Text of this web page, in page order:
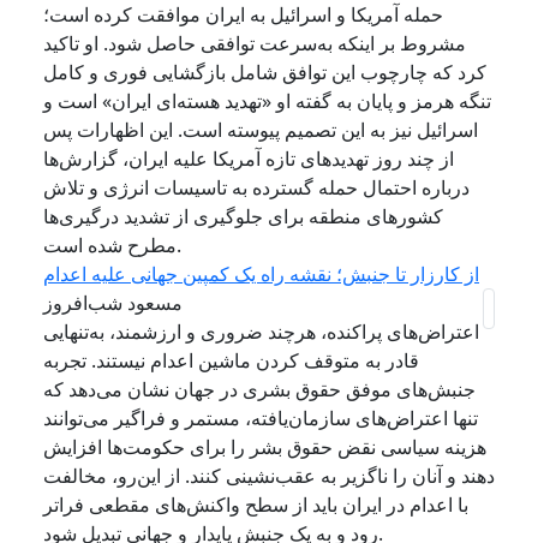
حمله آمریکا و اسرائیل به ایران موافقت کرده است؛
مشروط بر اینکه به‌سرعت توافقی حاصل شود. او تاکید
کرد که چارچوب این توافق شامل بازگشایی فوری و کامل
تنگه هرمز و پایان به گفته او «تهدید هسته‌ای ایران» است و
اسرائیل نیز به این تصمیم پیوسته است. این اظهارات پس
از چند روز تهدیدهای تازه آمریکا علیه ایران، گزارش‌ها
درباره احتمال حمله گسترده به تاسیسات انرژی و تلاش
کشورهای منطقه برای جلوگیری از تشدید درگیری‌ها
مطرح شده است.
از کارزار تا جنبش؛ نقشه راه یک کمپین جهانی علیه اعدام
مسعود شب‌افروز
اعتراض‌های پراکنده، هرچند ضروری و ارزشمند، به‌تنهایی
قادر به متوقف کردن ماشین اعدام نیستند. تجربه
جنبش‌های موفق حقوق بشری در جهان نشان می‌دهد که
تنها اعتراض‌های سازمان‌یافته، مستمر و فراگیر می‌توانند
هزینه سیاسی نقض حقوق بشر را برای حکومت‌ها افزایش
دهند و آنان را ناگزیر به عقب‌نشینی کنند. از این‌رو، مخالفت
با اعدام در ایران باید از سطح واکنش‌های مقطعی فراتر
رود و به یک جنبش پایدار و جهانی تبدیل شود.